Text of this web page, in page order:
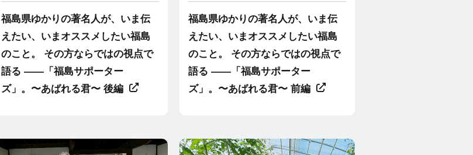
福島県ゆかりの著名人が、いま伝
えたい、いまオススメしたい福島
のこと。 その方ならではの視点で
語る ――「福島サポーター
ズ」。〜あばれる君〜 後編
福島県ゆかりの著名人が、いま伝
えたい、いまオススメしたい福島
のこと。 その方ならではの視点で
語る ――「福島サポーター
ズ」。〜あばれる君〜 前編